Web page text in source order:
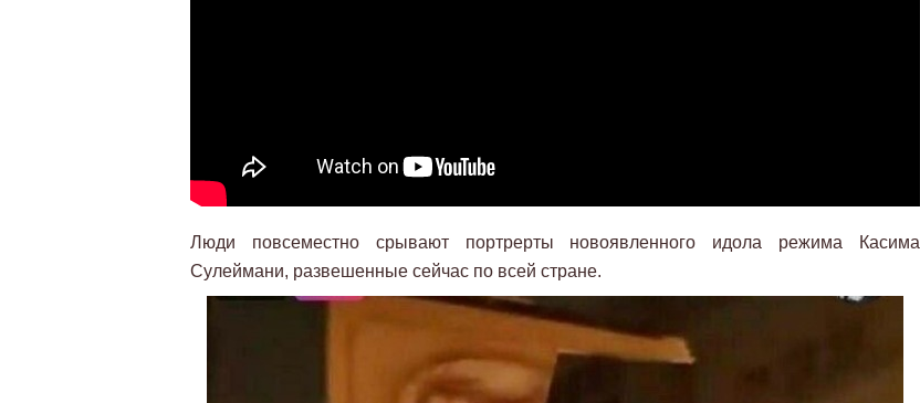
Люди повсеместно срывают портрерты новоявленного идола режима Касима
Сулеймани, развешенные сейчас по всей стране.